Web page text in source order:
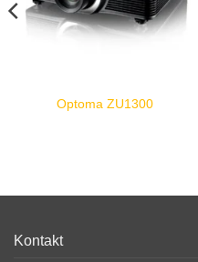
Optoma ZU1300
Kontakt